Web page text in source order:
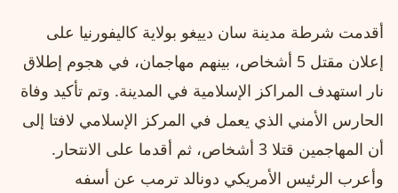
أقدمت شرطة مدينة سان دييغو بولاية كاليفورنيا على
إعلان مقتل 5 أشخاص، بينهم مهاجمان، في هجوم إطلاق
نار استهدف المراكز الإسلامية في المدينة. وتم تأكيد وفاة
الحارس الأمني الذي يعمل في المركز الإسلامي لافتا إلى
أن المهاجمين قتلا 3 أشخاص، ثم أقدما على الانتحار.
وأعرب الرئيس الأمريكي دونالد ترمب عن أسفه